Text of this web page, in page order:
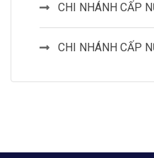
CHI NHÁNH CẤP
CHI NHÁNH CẤP